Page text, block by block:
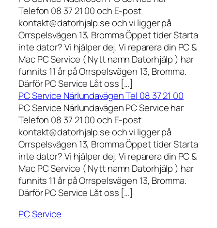
Telefon 08 37 21 00 och E-post
kontakt@datorhjalp.se och vi ligger på
Orrspelsvägen 13, Bromma Öppet tider Starta
inte dator? Vi hjälper dej. Vi reparera din PC &
Mac PC Service ( Nytt namn Datorhjälp ) har
funnits 11 år på Orrspelsvägen 13, Bromma.
Därför PC Service Låt oss […]
PC Service Närlundavägen Tel 08 37 21 00
PC Service Närlundavägen PC Service har
Telefon 08 37 21 00 och E-post
kontakt@datorhjalp.se och vi ligger på
Orrspelsvägen 13, Bromma Öppet tider Starta
inte dator? Vi hjälper dej. Vi reparera din PC &
Mac PC Service ( Nytt namn Datorhjälp ) har
funnits 11 år på Orrspelsvägen 13, Bromma.
Därför PC Service Låt oss […]
PC Service